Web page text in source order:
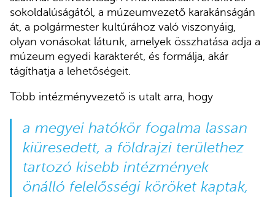
sokoldalúságától, a múzeumvezető karakánságán
át, a polgármester kultúrához való viszonyáig,
olyan vonásokat látunk, amelyek összhatása adja a
múzeum egyedi karakterét, és formálja, akár
tágíthatja a lehetőségeit.
Több intézményvezető is utalt arra, hogy
a megyei hatókör fogalma lassan
kiüresedett, a földrajzi területhez
tartozó kisebb intézmények
önálló felelősségi köröket kaptak,